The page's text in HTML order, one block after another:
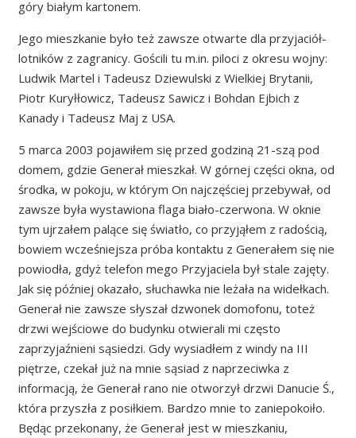
góry białym kartonem.
Jego mieszkanie było też zawsze otwarte dla przyjaciół-
lotników z zagranicy. Gościli tu m.in. piloci z okresu wojny:
Ludwik Martel i Tadeusz Dziewulski z Wielkiej Brytanii,
Piotr Kuryłłowicz, Tadeusz Sawicz i Bohdan Ejbich z
Kanady i Tadeusz Maj z USA.
5 marca 2003 pojawiłem się przed godziną 21-szą pod
domem, gdzie Generał mieszkał. W górnej części okna, od
środka, w pokoju, w którym On najczęściej przebywał, od
zawsze była wystawiona flaga biało-czerwona. W oknie
tym ujrzałem palące się światło, co przyjąłem z radością,
bowiem wcześniejsza próba kontaktu z Generałem się nie
powiodła, gdyż telefon mego Przyjaciela był stale zajęty.
Jak się później okazało, słuchawka nie leżała na widełkach.
Generał nie zawsze słyszał dzwonek domofonu, toteż
drzwi wejściowe do budynku otwierali mi często
zaprzyjaźnieni sąsiedzi. Gdy wysiadłem z windy na III
piętrze, czekał już na mnie sąsiad z naprzeciwka z
informacją, że Generał rano nie otworzył drzwi Danucie Ś.,
która przyszła z posiłkiem. Bardzo mnie to zaniepokoiło.
Będąc przekonany, że Generał jest w mieszkaniu,